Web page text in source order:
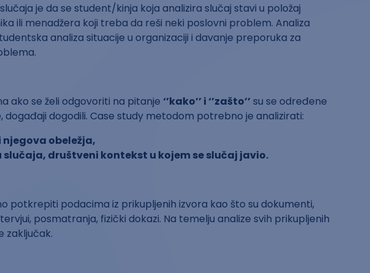
je da se student/kinja koja analizira slučaj stavi u položaj
ili menadžera koji treba da reši neki poslovni problem. Analiza
analiza situacije u organizaciji i davanje preporuka za
ako se želi odgovoriti na pitanje ‘’kako’’ i ‘’zašto’’ su se određene
događaji dogodili. Case study metodom potrebno je analizirati:
njegova obeležja,
slučaja, društveni kontekst u kojem se slučaj javio.
potkrepiti podacima iz prikupljenih izvora kao što su dokumenti,
posmatranja, fizički dokazi. Na temelju analize svih prikupljenih
zaključak.